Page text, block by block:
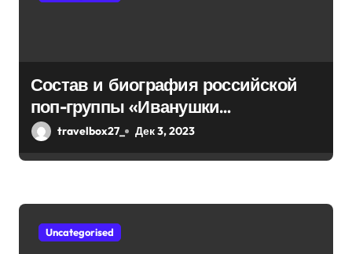
и
я
м
Состав и биография российской
поп-группы «Иванушки
интернешнл» — история успеха,
travelbox27_ Дек 3, 2023
Uncategorised